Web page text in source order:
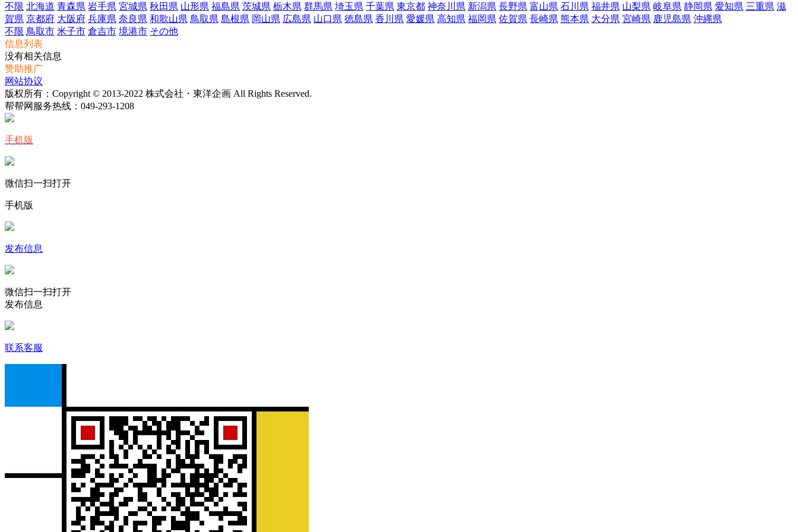
不限 北海道 青森県 岩手県 宮城県 秋田県 山形県 福島県 茨城県 栃木県 群馬県 埼玉県 千葉県 東京都 神奈川県 新潟県 長野県 富山県 石川県 福井県 山梨県 岐阜県 静岡県 愛知県 三重県 滋
賀県 京都府 大阪府 兵庫県 奈良県 和歌山県 鳥取県 島根県 岡山県 広島県 山口県 徳島県 香川県 愛媛県 高知県 福岡県 佐賀県 長崎県 熊本県 大分県 宮崎県 鹿児島県 沖縄県
不限 鳥取市 米子市 倉吉市 境港市 その他
信息列表
没有相关信息
赞助推广
网站协议
版权所有：Copyright © 2013-2022 株式会社・東洋企画 All Rights Reserved.
帮帮网服务热线： 049-293-1208
手机版
微信扫一扫打开
手机版
发布信息
微信扫一扫打开
发布信息
联系客服